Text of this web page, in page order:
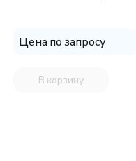
Цена по запросу
В корзину